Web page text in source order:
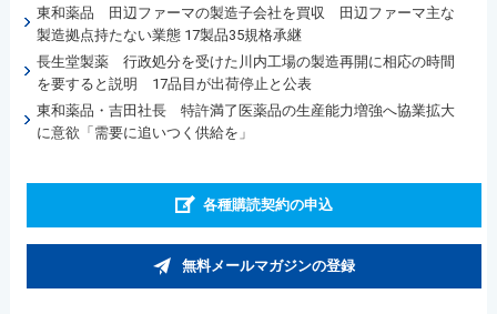
東和薬品 田辺ファーマの製造子会社を買収 田辺ファーマ主な
製造拠点持たない業態 17製品35規格承継
長生堂製薬 行政処分を受けた川内工場の製造再開に相応の時間
を要すると説明 17品目が出荷停止と公表
東和薬品・吉田社長 特許満了医薬品の生産能力増強へ協業拡大
に意欲「需要に追いつく供給を」
各種購読契約の申込
無料メールマガジンの登録